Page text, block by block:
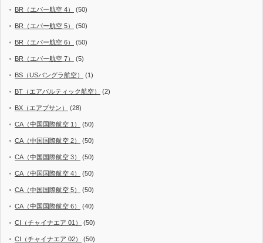
BR（エバー航空 4） (50)
BR（エバー航空 5） (50)
BR（エバー航空 6） (50)
BR（エバー航空 7） (5)
BS（USバングラ航空） (1)
BT（エアバルティック航空） (2)
BX（エアプサン） (28)
CA（中国国際航空 1） (50)
CA（中国国際航空 2） (50)
CA（中国国際航空 3） (50)
CA（中国国際航空 4） (50)
CA（中国国際航空 5） (50)
CA（中国国際航空 6） (40)
CI（チャイナエア 01） (50)
CI（チャイナエア 02） (50)